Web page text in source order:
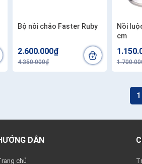
Bộ nồi chảo Faster Ruby
2.600.000₫
4.350.000₫
Nồi
cm
1
DẪN
chủ